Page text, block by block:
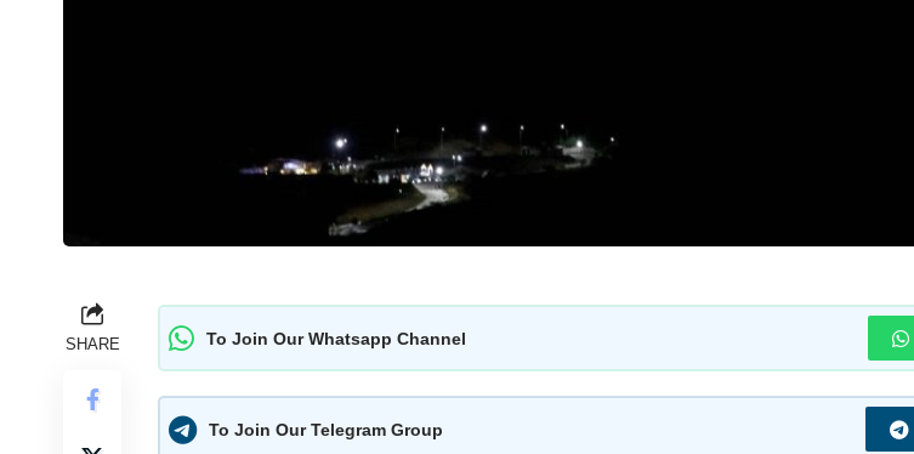
SHARE To Join Our Whatsapp Channel
To Join Our Telegram Group